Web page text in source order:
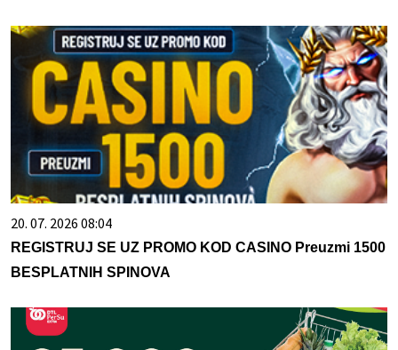
20. 07. 2026 08:04
REGISTRUJ SE UZ PROMO KOD CASINO Preuzmi 1500
BESPLATNIH SPINOVA